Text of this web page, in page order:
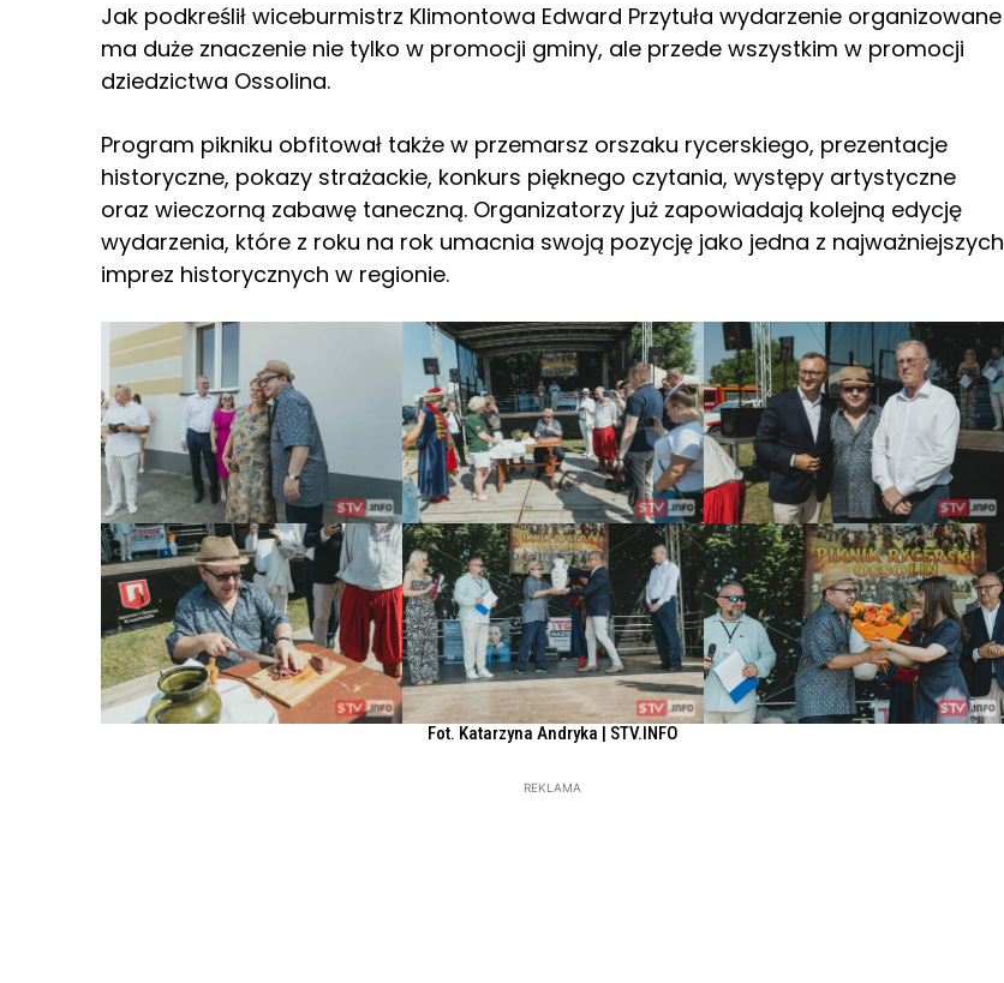
Jak podkreślił wiceburmistrz Klimontowa Edward Przytuła wydarzenie organizowane
ma duże znaczenie nie tylko w promocji gminy, ale przede wszystkim w promocji
dziedzictwa Ossolina.
Program pikniku obfitował także w przemarsz orszaku rycerskiego, prezentacje
historyczne, pokazy strażackie, konkurs pięknego czytania, występy artystyczne
oraz wieczorną zabawę taneczną. Organizatorzy już zapowiadają kolejną edycję
wydarzenia, które z roku na rok umacnia swoją pozycję jako jedna z najważniejszych
imprez historycznych w regionie.
Fot. Katarzyna Andryka | STV.INFO
REKLAMA